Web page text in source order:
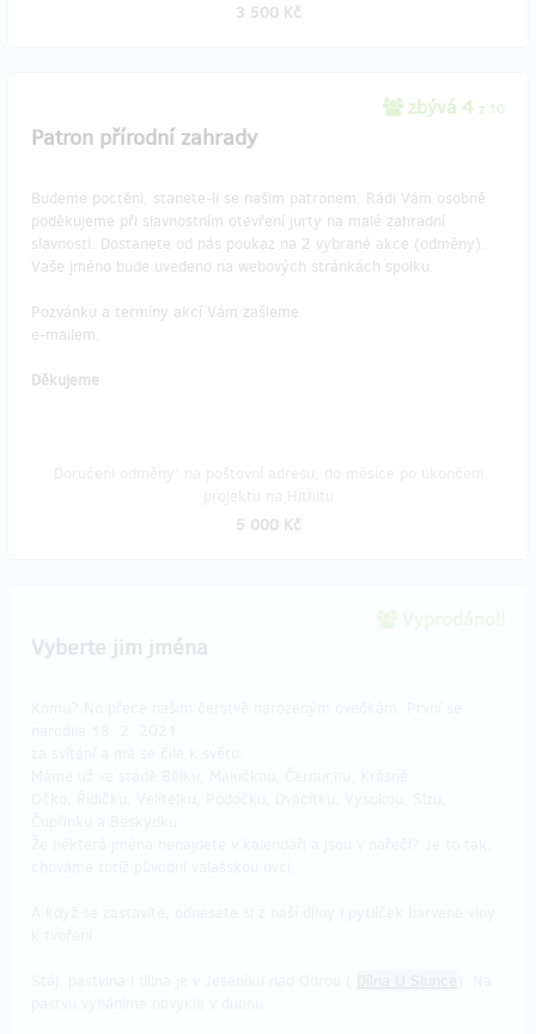
3 500 Kč
zbývá 4 z 10
Patron přírodní zahrady
Budeme poctěni, stanete-li se našim patronem. Rádi Vám osobně
poděkujeme při slavnostním otevření jurty na malé zahradní
slavnosti. Dostanete od nás poukaz na 2 vybrané akce (odměny).
Vaše jméno bude uvedeno na webových stránkách spolku.
Pozvánku a termíny akcí Vám zašleme
e-mailem.
Děkujeme
5 000 Kč
Vyberte jim jména